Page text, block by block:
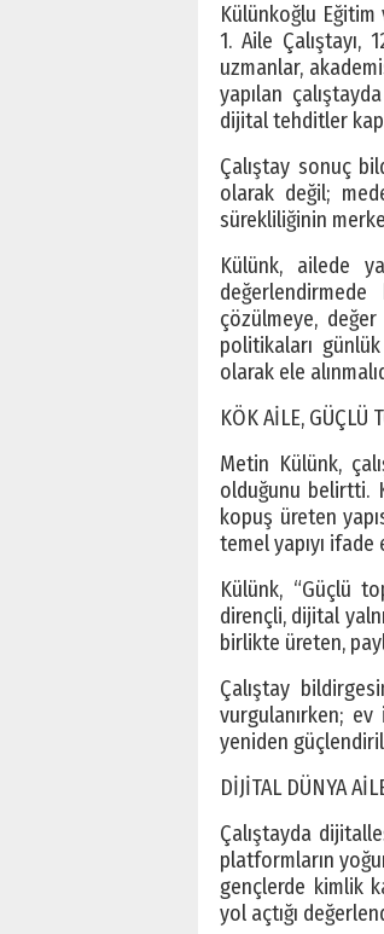
Külünkoğlu Eğitim
1. Aile Çalıştayı,
uzmanlar,
yapılan
dijital tehditler
Çalıştay sonuç
olarak değil;
sürekliliğinin
Külünk, ailede
çözülmeye,
politikaları
olarak ele
KÖK AİLE, GÜÇLÜ
Metin Külünk,
olduğunu belirtti.
kopuş üreten
temel yapıyı ifade
Külünk, “Güçlü
dirençli, dijital
birlikte üreten,
Çalıştay
vurgulanırken;
yeniden
DİJİTAL DÜNYA
Çalıştayda
platformların
gençlerde kimlik
yol açtığı